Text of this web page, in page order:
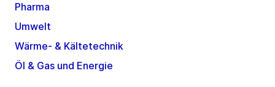
Pharma
Umwelt
Wärme- & Kältetechnik
Öl & Gas und Energie